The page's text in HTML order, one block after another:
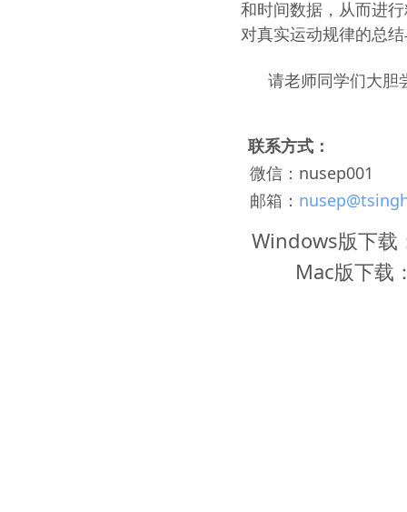
和时间数据，从而进
对真实运动规律的总
请老师同学们大胆
联系方式：
微信：nusep001
邮箱：
Windows版下载
Mac版下载